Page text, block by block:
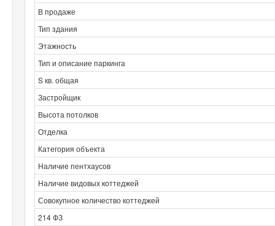
В продаже
Тип здания
Этажность
Тип и описание паркинга
S кв. общая
Застройщик
Высота потолков
Отделка
Категория объекта
Наличие пентхаусов
Наличие видовых коттеджей
Совокупное количество коттеджей
214 ФЗ